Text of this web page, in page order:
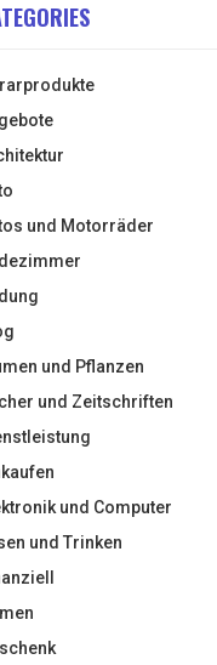
und Motorräder
und Pflanzen
und Zeitschriften
und Computer
und Trinken